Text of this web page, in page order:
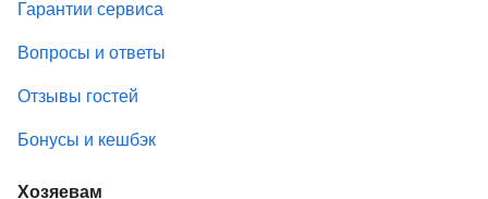
Гарантии сервиса
Вопросы и ответы
Отзывы гостей
Бонусы и кешбэк
Хозяевам